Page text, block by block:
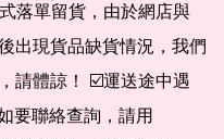
落單留貨，由於網店與
出現貨品缺貨情況，我們
請體諒！ ☑️運送途中遇
要聯絡查詢，請用